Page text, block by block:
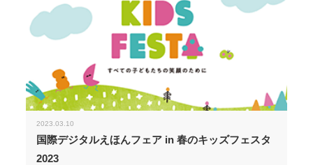
2023.03.10
国際デジタルえほんフェア in 春のキッズフェスタ
2023